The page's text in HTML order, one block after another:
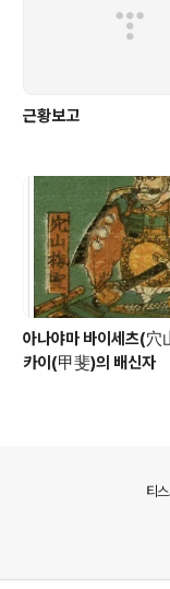
근황보고
아나야마 바이세츠(
카이(甲斐)의 배신자
티